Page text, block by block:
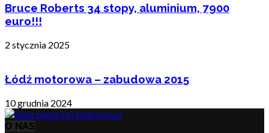
Bruce Roberts 34 stopy, aluminium, 7900
euro!!!
2 stycznia 2025
Łódź motorowa – zabudowa 2015
10 grudnia 2024
O NAS